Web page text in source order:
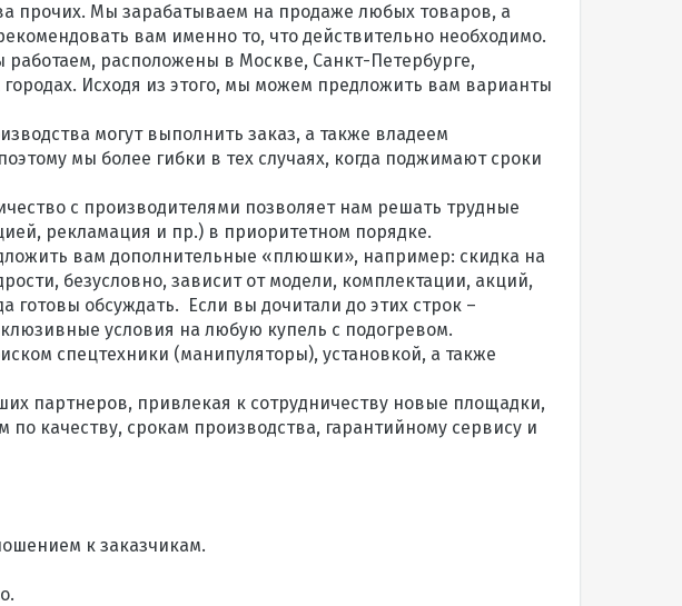
прочих. Мы зарабатываем на продаже любых товаров, а
вам именно то, что действительно необходимо.
расположены в Москве, Санкт-Петербурге,
Исходя из этого, мы можем предложить вам варианты
могут выполнить заказ, а также владеем
мы более гибки в тех случаях, когда поджимают сроки
с производителями позволяет нам решать трудные
рекламация и пр.) в приоритетном порядке.
вам дополнительные «плюшки», например: скидка на
безусловно, зависит от модели, комплектации, акций,
обсуждать. Если вы дочитали до этих строк –
условия на любую купель с подогревом.
спецтехники (манипуляторы), установкой, а также
партнеров, привлекая к сотрудничеству новые площадки,
качеству, срокам производства, гарантийному сервису и
к заказчикам.